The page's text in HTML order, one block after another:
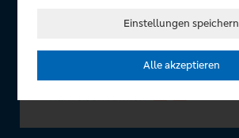
In Zusammenarbeit mit
Einstellungen speichern
Alle akzeptieren